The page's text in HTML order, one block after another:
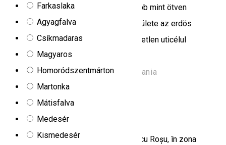
Farkaslaka
Agyagfalva
Csíkmadaras
Magyaros
Homoródszentmárton
Martonka
Mátisfalva
Medesér
Kismedesér
vendégházaink. A görgényi havasok több mint ötven
négyzetkilóméternyi szinte lakatlan területe az erdös
hegyvidék rajongói számára, kimeríthetetlen uticélul
szolgálhat.
Strada Minei 96, Praid 537240, Romania
Kemping
Căsuțele Likas
Casutele Likas se află în localitatea Lacu Roșu, în zona